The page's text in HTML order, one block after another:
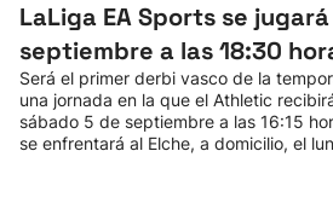
LaLiga EA Sports se
septiembre a las 18:30
Será el primer derbi vasco de la
una jornada en la que el Athletic
sábado 5 de septiembre a las 16:15
se enfrentará al Elche, a domicilio, el